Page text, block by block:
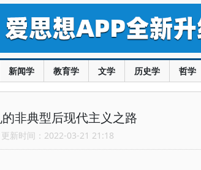
新闻学 教育学 文学 历史学 哲学
非典型后现代主义之路
新时间：2022-03-21 21:18